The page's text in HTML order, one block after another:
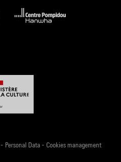
- Personal Data- Cookies management